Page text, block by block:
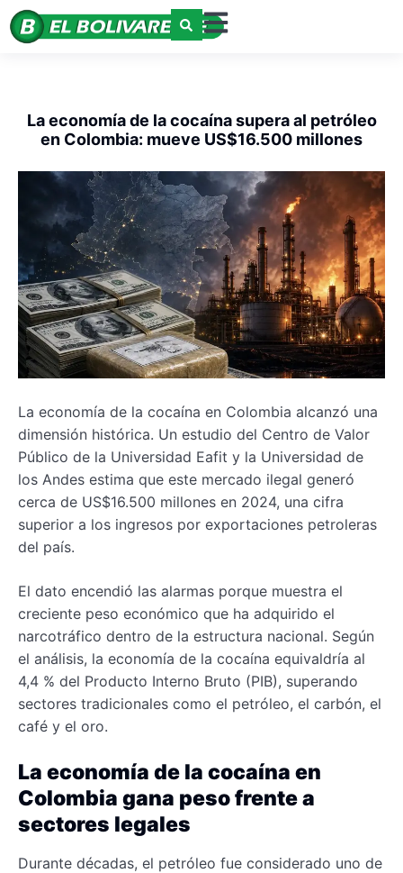
La economía de la cocaína supera al petróleo
en Colombia: mueve US$16.500 millones
La economía de la cocaína en Colombia alcanzó una
dimensión histórica. Un estudio del Centro de Valor
Público de la Universidad Eafit y la Universidad de
los Andes estima que este mercado ilegal generó
cerca de US$16.500 millones en 2024, una cifra
superior a los ingresos por exportaciones petroleras
del país.
El dato encendió las alarmas porque muestra el
creciente peso económico que ha adquirido el
narcotráfico dentro de la estructura nacional. Según
el análisis, la economía de la cocaína equivaldría al
4,4 % del Producto Interno Bruto (PIB), superando
sectores tradicionales como el petróleo, el carbón, el
café y el oro.
La economía de la cocaína en
Colombia gana peso frente a
sectores legales
Durante décadas, el petróleo fue considerado uno de